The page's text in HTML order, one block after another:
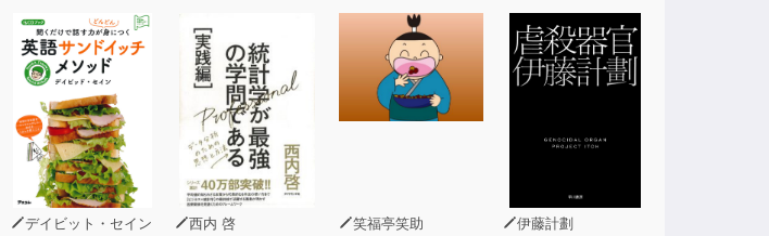
デイビット・セイン 西内 啓 笑福亭笑助 伊藤計劃